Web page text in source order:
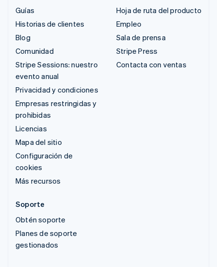
Guías
Historias de clientes
Blog
Comunidad
Stripe Sessions: nuestro
evento anual
Privacidad y condiciones
Empresas restringidas y
prohibidas
Licencias
Mapa del sitio
Configuración de
cookies
Más recursos
Hoja de ruta del producto
Empleo
Sala de prensa
Stripe Press
Contacta con ventas
Soporte
Obtén soporte
Planes de soporte
gestionados